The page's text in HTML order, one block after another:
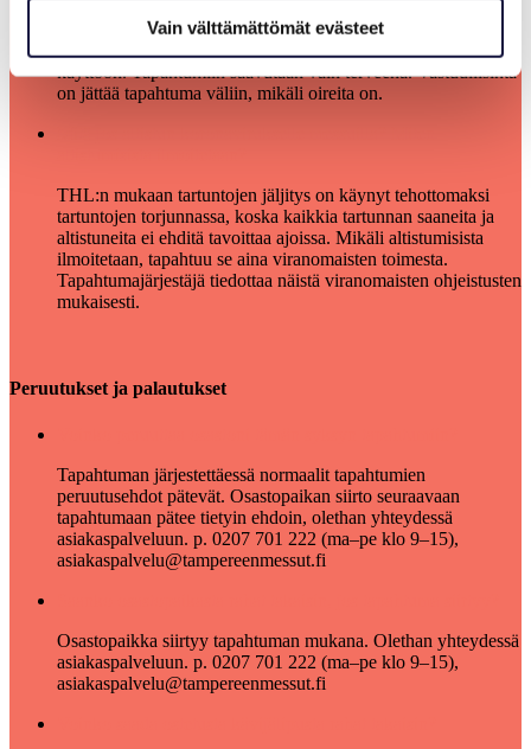
Vain välttämättömät evästeet
Näin toimitaan ainoastaan, mikäli koronapassi tulee virallisesti
käyttöön. Tapahtumiin saavutaan vain terveenä. Vastuullisinta
on jättää tapahtuma väliin, mikäli oireita on.
THL:n mukaan tartuntojen jäljitys on käynyt tehottomaksi
tartuntojen torjunnassa, koska kaikkia tartunnan saaneita ja
altistuneita ei ehditä tavoittaa ajoissa. Mikäli altistumisista
ilmoitetaan, tapahtuu se aina viranomaisten toimesta.
Tapahtumajärjestäjä tiedottaa näistä viranomaisten ohjeistusten
mukaisesti.
Peruutukset ja palautukset
Tapahtuman järjestettäessä normaalit tapahtumien
peruutusehdot pätevät. Osastopaikan siirto seuraavaan
tapahtumaan pätee tietyin ehdoin, olethan yhteydessä
asiakaspalveluun. p. 0207 701 222 (ma–pe klo 9–15),
asiakaspalvelu@tampereenmessut.fi
Osastopaikka siirtyy tapahtuman mukana. Olethan yhteydessä
asiakaspalveluun. p. 0207 701 222 (ma–pe klo 9–15),
asiakaspalvelu@tampereenmessut.fi